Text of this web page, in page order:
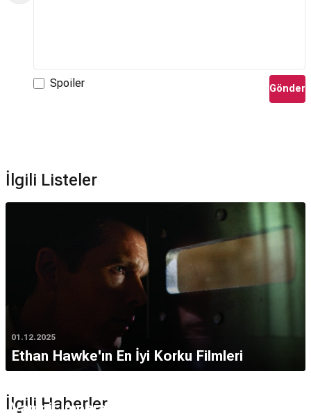
Spoiler Gönder
İlgili Listeler
01.12.2025
Ethan Hawke'ın En İyi Korku Filmleri
İlgili Haberler
Vampir İmparatorluğu: Kaçabildiğin Yere